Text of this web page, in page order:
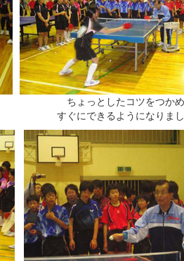
ちょっとしたコツをつかめ
すぐにできるようになりまし